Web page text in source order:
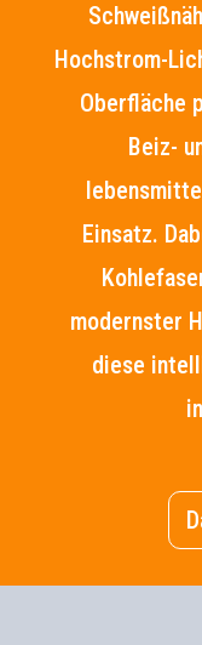
Hochstrom-
Oberfläche
Beiz-
Einsatz.
modernster
diese